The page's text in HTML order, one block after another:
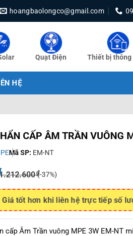
hoangbaolongco@gmail.com
Quạt Điện Thiết bị thông
HỆ
CẤP ÂM TRẦN VUÔNG
Mã SP: EM-NT
₫(-37%)
tốt hơn khi liên hệ trực tiếp số
cấp Âm Trần vuông MPE 3W EM-NT